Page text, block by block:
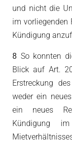
und nicht die
im vorliegenden
Kündigung
8 So konnten
Blick auf Art.
Erstreckung
weder ein
ein neues
Kündigung